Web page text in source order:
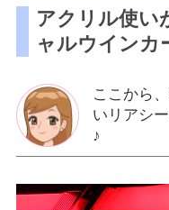
アクリル使い
ャルウインカ
ここから
いリアシ
♪